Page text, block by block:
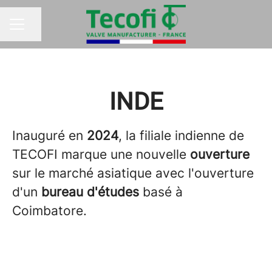
Partager la page
INDE
Inauguré en 2024, la filiale indienne de
TECOFI marque une nouvelle ouverture
sur le marché asiatique avec l'ouverture
d'un bureau d'études basé à
Coimbatore.